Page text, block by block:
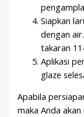
Siapkan
dengan
takaran
Aplikasi
glaze
Apabila
maka Anda